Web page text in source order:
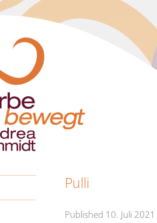
Pulli
Published 10. Juli 2021